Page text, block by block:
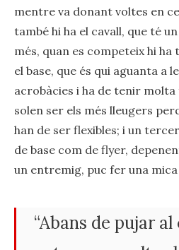
mentre va donant voltes en
també hi ha el cavall, que té
més, quan es competeix hi
el base, que és qui aguanta a
acrobàcies i ha de tenir
solen ser els més lleugers
han de ser flexibles; i un
de base com de flyer,
un entremig, puc fer una
“Abans de pujar al